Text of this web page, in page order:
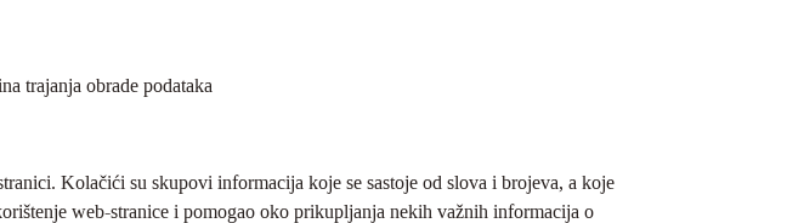
trajanja obrade podataka
Kolačići su skupovi informacija koje se sastoje od slova i brojeva, a koje
web-stranice i pomogao oko prikupljanja nekih važnih informacija o